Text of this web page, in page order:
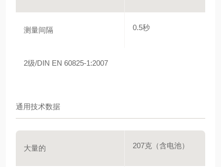
测量间隔 0.5秒
2级/DIN EN 60825-1:2007
通用技术数据
大量的 207克（含电池）